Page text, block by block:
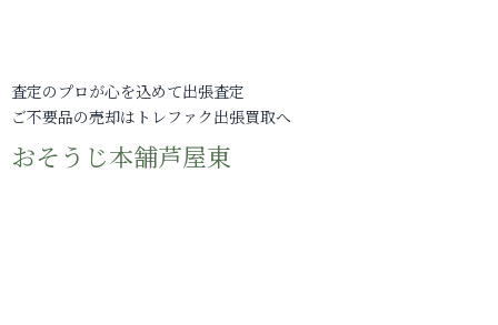
査定のプロが心を込めて出張査定
ご不要品の売却はトレファク出張買取へ
おそうじ本舗芦屋東